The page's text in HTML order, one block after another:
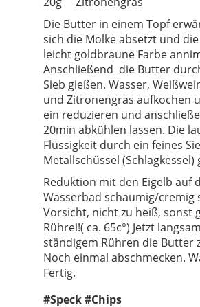
Die Butter in einem Topf
sich die Molke absetzt und
leicht goldbraune Farbe
Anschließend die Butter
Sieb gießen. Wasser,
und Zitronengras aufkochen
ein reduzieren und
20min abkühlen lassen. Die
Flüssigkeit durch ein feines
Metallschüssel (Schlagkessel)
Reduktion mit den Eigelb auf
Wasserbad schaumig/cremig
Vorsicht, nicht zu heiß, sonst
Rührei!( ca. 65c°) Jetzt
ständigem Rühren die Butter
Noch einmal abschmecken.
Fertig.
#Speck #Chips